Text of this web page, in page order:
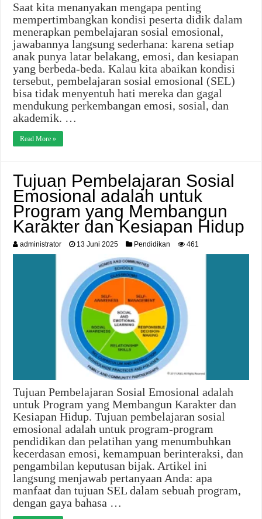
Saat kita menanyakan mengapa penting
mempertimbangkan kondisi peserta didik dalam
menerapkan pembelajaran sosial emosional,
jawabannya langsung sederhana: karena setiap
anak punya latar belakang, emosi, dan kesiapan
yang berbeda-beda. Kalau kita abaikan kondisi
tersebut, pembelajaran sosial emosional (SEL)
bisa tidak menyentuh hati mereka dan gagal
mendukung perkembangan emosi, sosial, dan
akademik. …
Read More »
Tujuan Pembelajaran Sosial
Emosional adalah untuk
Program yang Membangun
Karakter dan Kesiapan Hidup
administrator 13 Juni 2025 Pendidikan 461
Tujuan Pembelajaran Sosial Emosional adalah
untuk Program yang Membangun Karakter dan
Kesiapan Hidup. Tujuan pembelajaran sosial
emosional adalah untuk program-program
pendidikan dan pelatihan yang menumbuhkan
kecerdasan emosi, kemampuan berinteraksi, dan
pengambilan keputusan bijak. Artikel ini
langsung menjawab pertanyaan Anda: apa
manfaat dan tujuan SEL dalam sebuah program,
dengan gaya bahasa …